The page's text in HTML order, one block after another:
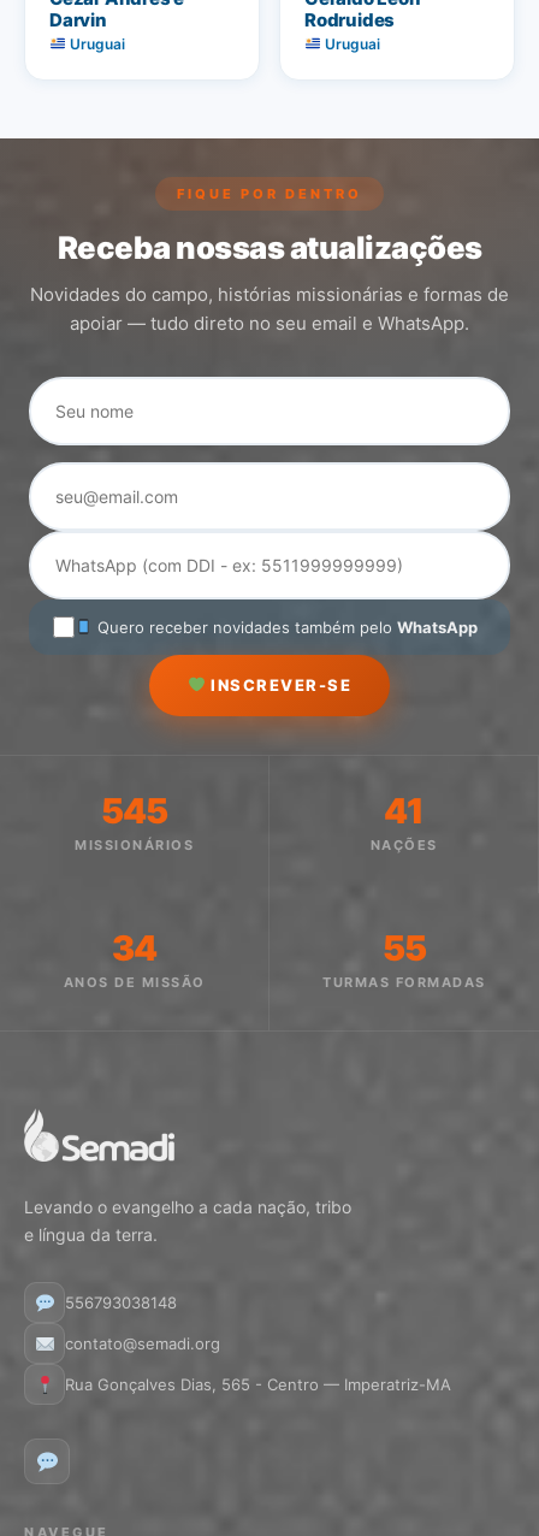
Darvin
Uruguai
Rodruides
Uruguai
FIQUE POR DENTRO
Receba nossas atualizações
Novidades do campo, histórias missionárias e formas de
apoiar — tudo direto no seu email e WhatsApp.
Quero receber novidades também pelo WhatsApp
INSCREVER-SE
545
MISSIONÁRIOS
41
NAÇÕES
34
ANOS DE MISSÃO
55
TURMAS FORMADAS
Levando o evangelho a cada nação, tribo
e língua da terra.
556793038148
contato@semadi.org
Rua Gonçalves Dias, 565 - Centro — Imperatriz-MA
NAVEGUE